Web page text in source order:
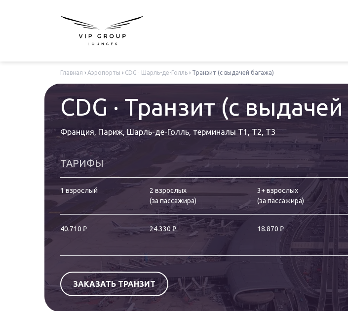
Главная › Аэропорты › CDG · Шарль-де-Голль › Транзит (с выдачей багажа)
CDG · Транзит (с
Франция, Париж, Шарль-де-Голль, терминалы T1, T2, T3
ТАРИФЫ
1 взрослый
2 взрослых
(за пассажира)
3+ взрослых
(за пассажира)
40.710 ₽ 24.330 ₽ 18.870 ₽
ЗАКАЗАТЬ ТРАНЗИТ